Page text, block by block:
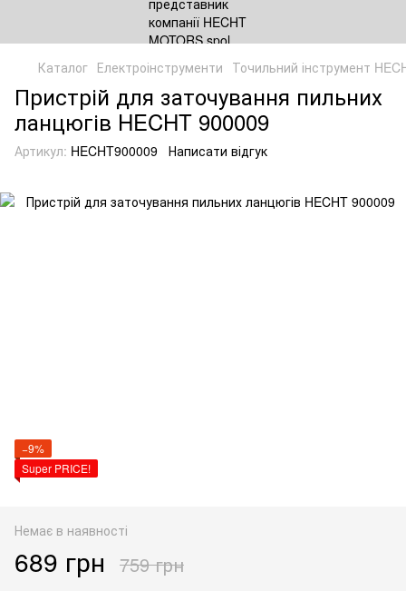
Каталог Електроінструменти Точильний інструмент
Пристрій для заточування пильних
ланцюгів HECHT 900009
Артикул: HECHT900009 Написати відгук
−9%
Super PRICE!
Немає в наявності
689 грн 759 грн